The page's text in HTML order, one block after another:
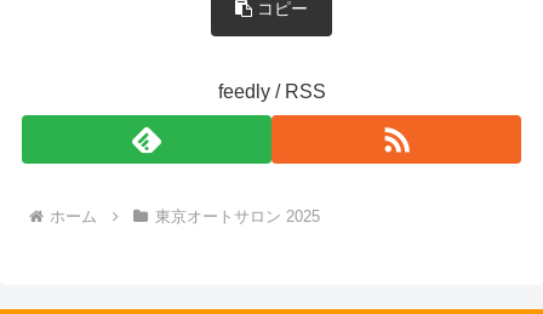
コピー
feedly / RSS
ホーム 東京オートサロン 2025